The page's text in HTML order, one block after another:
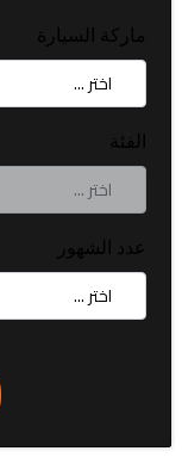
ماركة السيارة
الفئة
عدد الشهور